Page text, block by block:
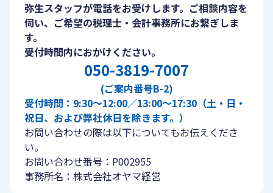
弥生スタッフが電話をお受けします。ご相談内容を
伺い、ご希望の税理士・会計事務所にお繋ぎしま
す。
受付時間内におかけください。
050-3819-7007
(ご案内番号B-2)
受付時間：9:30〜12:00／13:00〜17:30（土・日・
祝日、および弊社休日を除きます。）
お問い合わせの際は以下についてもお伝えくださ
い。
お問い合わせ番号：P002955
事務所名：株式会社オヤマ経営